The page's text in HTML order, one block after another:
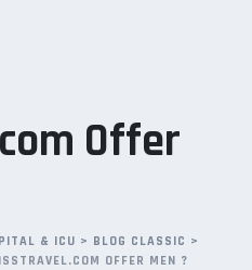
Offer
& ICU > BLOG CLASSIC >
OFFER MEN ?